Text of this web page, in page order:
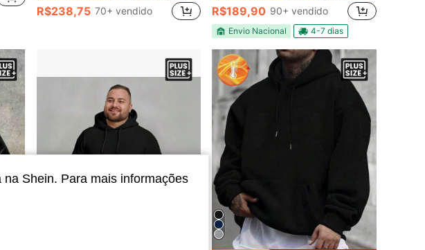
R$238,75 70+ vendido R$189,90 90+ vendido
Envio Nacional 4-7 dias
Shein. Para mais informações